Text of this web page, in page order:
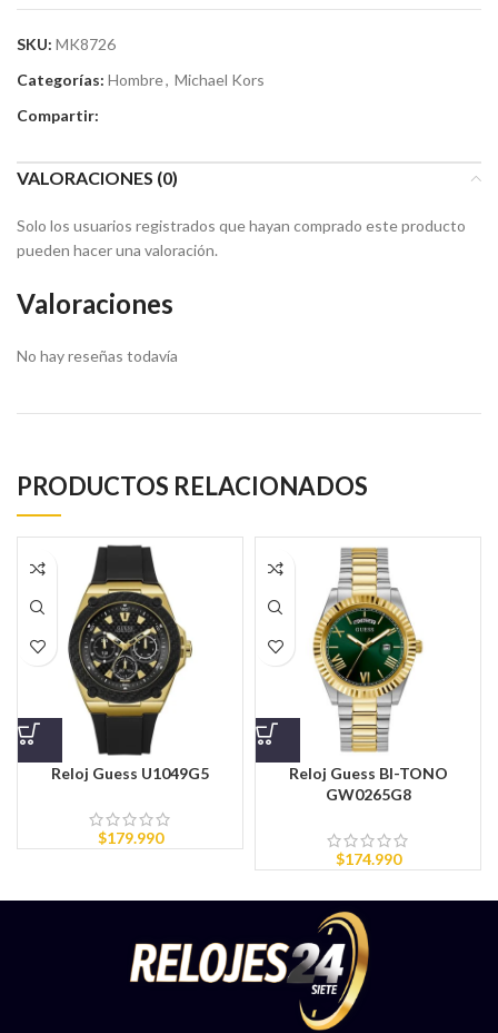
SKU: MK8726
Categorías: Hombre, Michael Kors
Compartir:
VALORACIONES (0)
Valoraciones
No hay reseñas todavía
Solo los usuarios registrados que hayan comprado este producto
pueden hacer una valoración.
PRODUCTOS RELACIONADOS
Reloj Guess U1049G5
$179.990
Reloj Guess BI-TONO
GW0265G8
$174.990